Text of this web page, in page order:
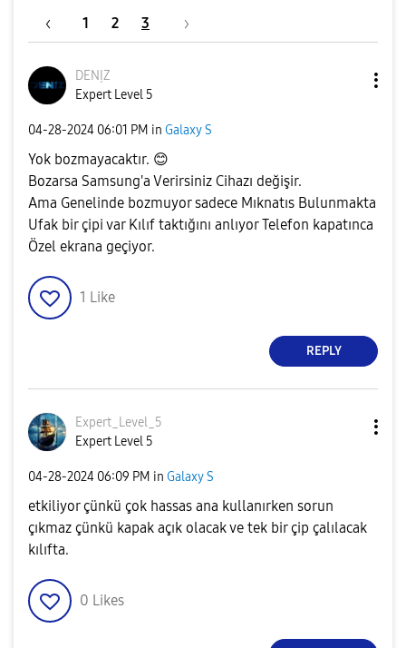
1 2 3
DENỊZ
Expert Level 5
‎04-28-2024 06:01 PM in Galaxy S
Yok bozmayacaktır. 😊
Bozarsa Samsung'a Verirsiniz Cihazı değişir.
Ama Genelinde bozmuyor sadece Mıknatıs Bulunmakta
Ufak bir çipi var Kılıf taktığını anlıyor Telefon kapatınca
Özel ekrana geçiyor.
1 Like
REPLY
Expert_Level_5
Expert Level 5
‎04-28-2024 06:09 PM in Galaxy S
etkiliyor çünkü çok hassas ana kullanırken sorun
çıkmaz çünkü kapak açık olacak ve tek bir çip çalılacak
kılıfta.
0 Likes